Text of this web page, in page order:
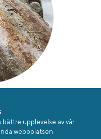
upplevelse av vår
webbplatsen
i ett nytt